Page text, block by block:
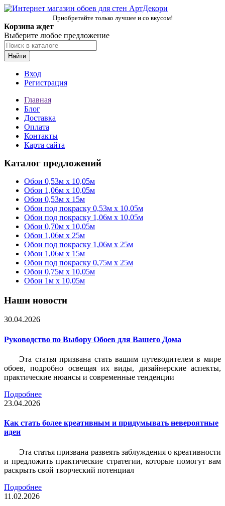
Приобретайте только лучшее и со вкусом!
Корзина ждет
Выберите любое предложение
Найти
Вход
Регистрация
Главная
Блог
Доставка
Оплата
Контакты
Карта сайта
Каталог предложений
Обои 0,53м x 10,05м
Обои 1,06м х 10,05м
Обои 0,53м x 15м
Обои под покраску 0,53м x 10,05м
Обои под покраску 1,06м х 10,05м
Обои 0,70м x 10,05м
Обои 1,06м x 25м
Обои под покраску 1,06м x 25м
Обои 1,06м x 15м
Обои под покраску 0,75м x 25м
Обои 0,75м x 10,05м
Обои 1м х 10,05м
Наши новости
30.04.2026
Руководство по Выбору Обоев для Вашего Дома
Эта статья призвана стать вашим путеводителем в мире
обоев, подробно освещая их виды, дизайнерские аспекты,
практические нюансы и современные тенденции
Подробнее
23.04.2026
Как стать более креативным и придумывать невероятные
идеи
Эта статья призвана развеять заблуждения о креативности
и предложить практические стратегии, которые помогут вам
раскрыть свой творческий потенциал
Подробнее
11.02.2026